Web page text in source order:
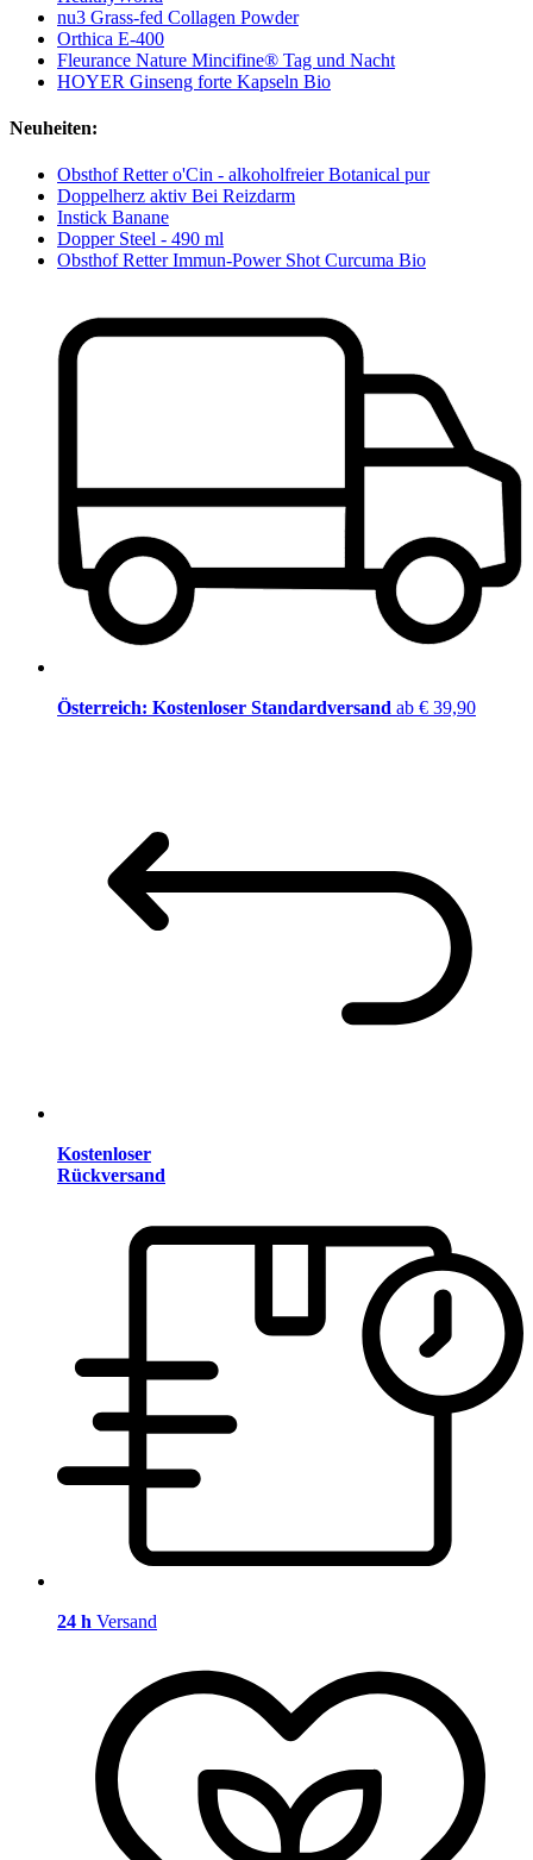
nu3 Grass-fed Collagen Powder
Orthica E-400
Fleurance Nature Mincifine® Tag und Nacht
HOYER Ginseng forte Kapseln Bio
Neuheiten:
Obsthof Retter o'Cin - alkoholfreier Botanical pur
Doppelherz aktiv Bei Reizdarm
Instick Banane
Dopper Steel - 490 ml
Obsthof Retter Immun-Power Shot Curcuma Bio
Österreich: Kostenloser Standardversand ab € 39,90
Kostenloser
Rückversand
24 h Versand